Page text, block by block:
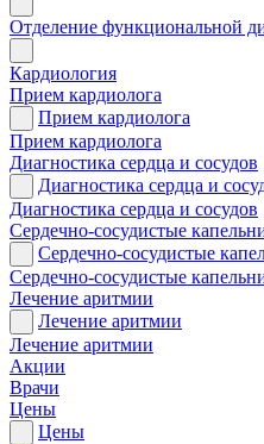
Отделение функциональной
Кардиология
Прием кардиолога
Прием кардиолога
Прием кардиолога
Диагностика сердца и сосудов
Диагностика сердца и
Диагностика сердца и сосудов
Сердечно-сосудистые
Сердечно-сосудистые
Сердечно-сосудистые
Лечение аритмии
Лечение аритмии
Лечение аритмии
Акции
Врачи
Цены
Цены